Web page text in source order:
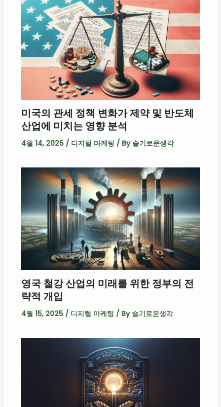
미국의 관세 정책 변화가 제약 및 반도체
산업에 미치는 영향 분석
4월 14, 2025 / 디지털 마케팅 / By 슬기로운생각
영국 철강 산업의 미래를 위한 정부의 전
략적 개입
4월 15, 2025 / 디지털 마케팅 / By 슬기로운생각